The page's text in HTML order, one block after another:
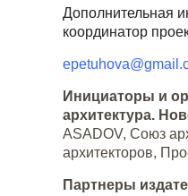
Дополнительная
координатор
Инициаторы и
архитектура.
ASADOV, Союз
архитекторов,
Партнеры